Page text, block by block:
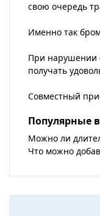
свою очередь
Именно так
При нарушении
получать
Совместный
Популярные
Можно ли
Что можно